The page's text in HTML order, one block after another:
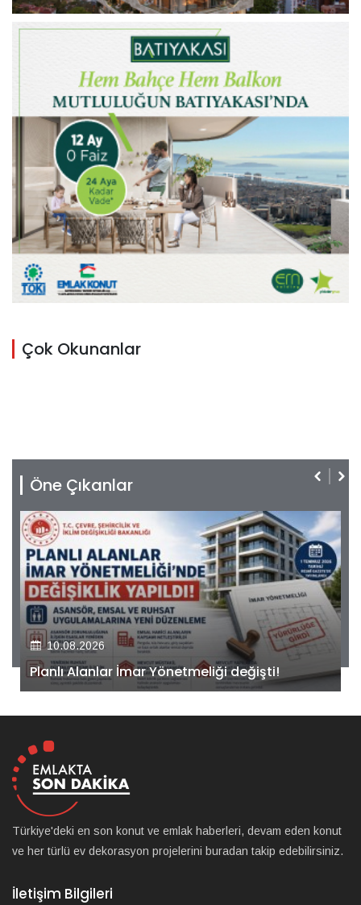
Çok Okunanlar
Öne Çıkanlar
10.08.2026
Kiler GYO’dan Pendik Dolayoba projesiyle ilgili
önemli adım!
Türkiye'deki en son konut ve emlak haberleri, devam eden konut
ve her türlü ev dekorasyon projelerini buradan takip edebilirsiniz.
İletişim Bilgileri